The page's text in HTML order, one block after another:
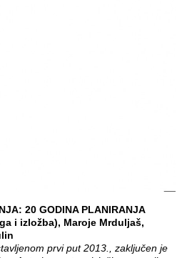
20 GODINA PLANIRANJA
i izložba), Maroje Mrduljaš,
prvi put 2013., zaključen je